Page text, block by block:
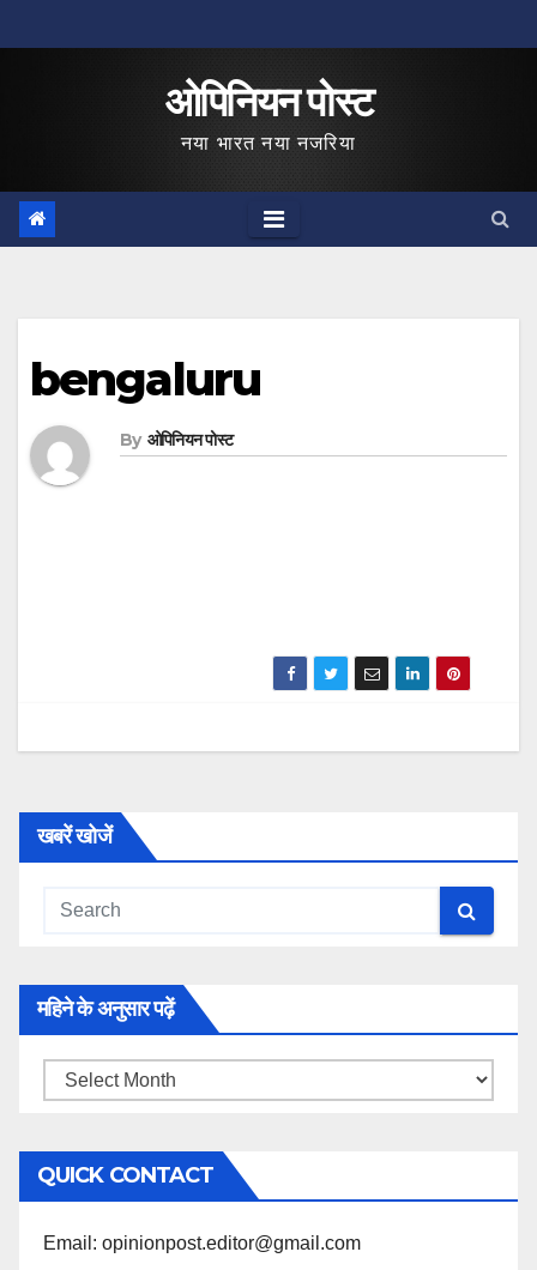
to
ओपिनियन पोस्ट
नया भारत नया नजरिया
bengaluru
By ओपिनियन पोस्ट
खबरें खोजें
महिने के अनुसार पढ़ें
महिने
अनुसार
पढ़ें
QUICK CONTACT
Email: opinionpost.editor@gmail.com